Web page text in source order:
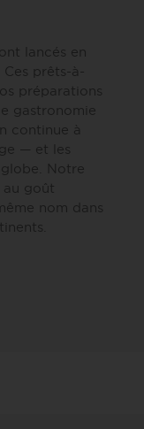
lancés en
prêts-à-
préparations
gastronomie
continue à
— et les
Notre
goût
nom dans